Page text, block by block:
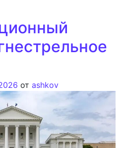
от ashkov